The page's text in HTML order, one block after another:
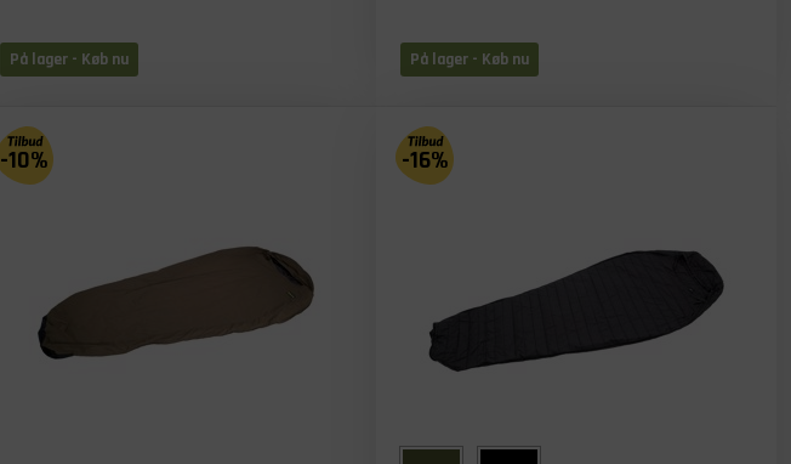
På lager - Køb nu På lager - Køb nu
-10% -16%